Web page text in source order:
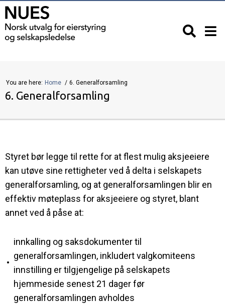
You are here: Home 6. Generalforsamling
6. Generalforsamling
Styret bør legge til rette for at flest mulig aksjeeiere
kan utøve sine rettigheter ved å delta i selskapets
generalforsamling, og at generalforsamlingen blir en
effektiv møteplass for aksjeeiere og styret, blant
annet ved å påse at:
•
innkalling og saksdokumenter til
generalforsamlingen, inkludert valgkomiteens
innstilling er tilgjengelige på selskapets
hjemmeside senest 21 dager før
generalforsamlingen avholdes